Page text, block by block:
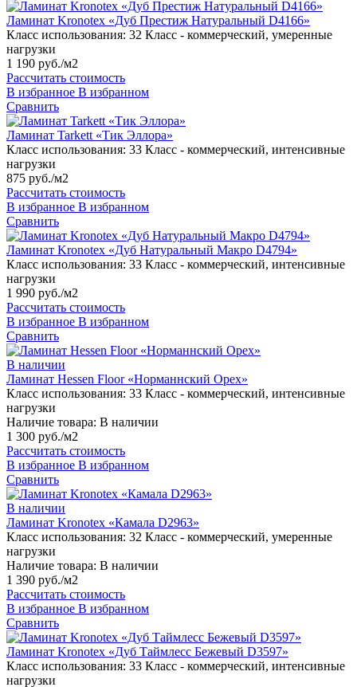
Ламинат Kronotex «Дуб Престиж Натуральный D4166»
Класс использования: 32 Класс - коммерческий, умеренные
нагрузки
1 190 руб./м2
Рассчитать стоимость
В избранное В избранном
Сравнить
Ламинат Tarkett «Тик Эллора»
Класс использования: 33 Класс - коммерческий, интенсивные
нагрузки
875 руб./м2
Рассчитать стоимость
В избранное В избранном
Сравнить
Ламинат Kronotex «Дуб Натуральный Макро D4794»
Класс использования: 33 Класс - коммерческий, интенсивные
нагрузки
1 990 руб./м2
Рассчитать стоимость
В избранное В избранном
Сравнить
В наличии
Ламинат Hessen Floor «Норманнский Орех»
Класс использования: 33 Класс - коммерческий, интенсивные
нагрузки
Наличие товара: В наличии
1 300 руб./м2
Рассчитать стоимость
В избранное В избранном
Сравнить
В наличии
Ламинат Kronotex «Камала D2963»
Класс использования: 32 Класс - коммерческий, умеренные
нагрузки
Наличие товара: В наличии
1 390 руб./м2
Рассчитать стоимость
В избранное В избранном
Сравнить
Ламинат Kronotex «Дуб Таймлесс Бежевый D3597»
Класс использования: 33 Класс - коммерческий, интенсивные
нагрузки